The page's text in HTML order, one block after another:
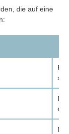
die auf eine